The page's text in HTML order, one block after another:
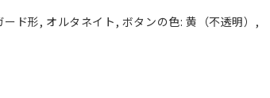
ド形, オルタネイト, ボタンの色: 黄（不透明）,